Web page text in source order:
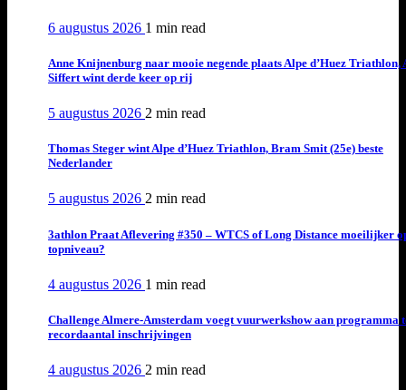
6 augustus 2026 1 min read
Anne Knijnenburg naar mooie negende plaats Alpe d’Huez Triathlon,
Siffert wint derde keer op rij
5 augustus 2026 2 min read
Thomas Steger wint Alpe d’Huez Triathlon, Bram Smit (25e) beste
Nederlander
5 augustus 2026 2 min read
3athlon Praat Aflevering #350 – WTCS of Long Distance moeilijker
topniveau?
4 augustus 2026 1 min read
Challenge Almere-Amsterdam voegt vuurwerkshow aan programma
recordaantal inschrijvingen
4 augustus 2026 2 min read